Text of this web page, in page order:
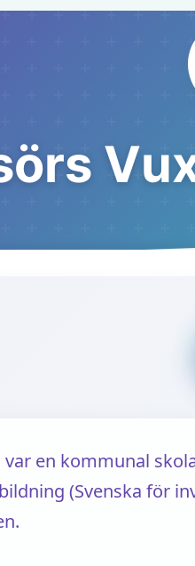
en kommunal
(Svenska för